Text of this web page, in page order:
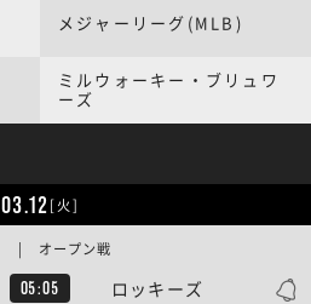
メジャーリーグ(MLB)
ミルウォーキー・ブリュワ
ーズ
03.12[火]
05:05 ロッキーズ
| オープン戦